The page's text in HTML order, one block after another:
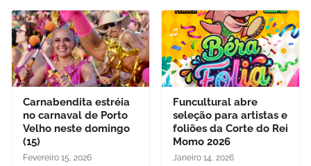
Carnabendita estréia
no carnaval de Porto
Velho neste domingo
(15)
Fevereiro 15, 2026
Funcultural abre
seleção para artistas e
foliões da Corte do Rei
Momo 2026
Janeiro 14, 2026